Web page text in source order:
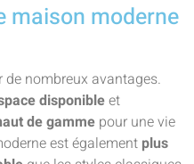
maison moderne
nombreux avantages.
disponibleet
de gamme pour une vie
est également plus